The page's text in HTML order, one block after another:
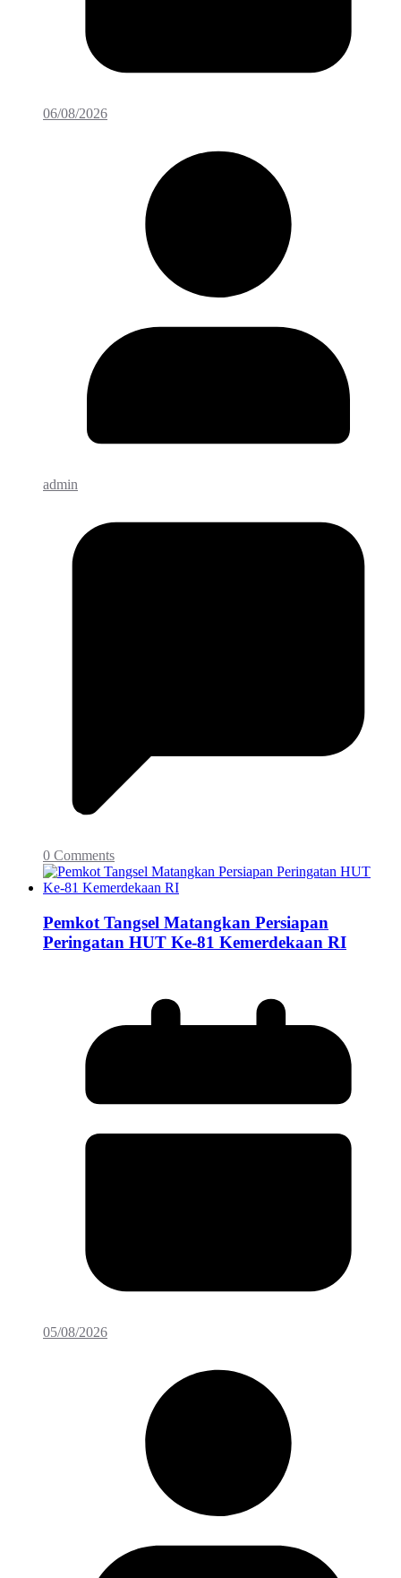
06/08/2026
admin
0 Comments
Pemkot Tangsel Matangkan Persiapan
Peringatan HUT Ke-81 Kemerdekaan RI
05/08/2026